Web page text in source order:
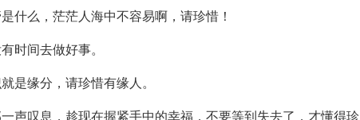
什么，茫茫人海中不容易啊，请珍惜！
时间去做好事。
是缘分，请珍惜有缘人。
声叹息，趁现在握紧手中的幸福，不要等到失去了，才懂得珍